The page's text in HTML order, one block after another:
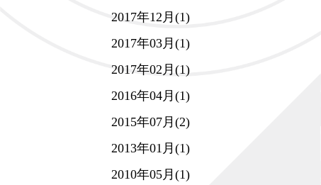
2017年12月(1)
2017年03月(1)
2017年02月(1)
2016年04月(1)
2015年07月(2)
2013年01月(1)
2010年05月(1)